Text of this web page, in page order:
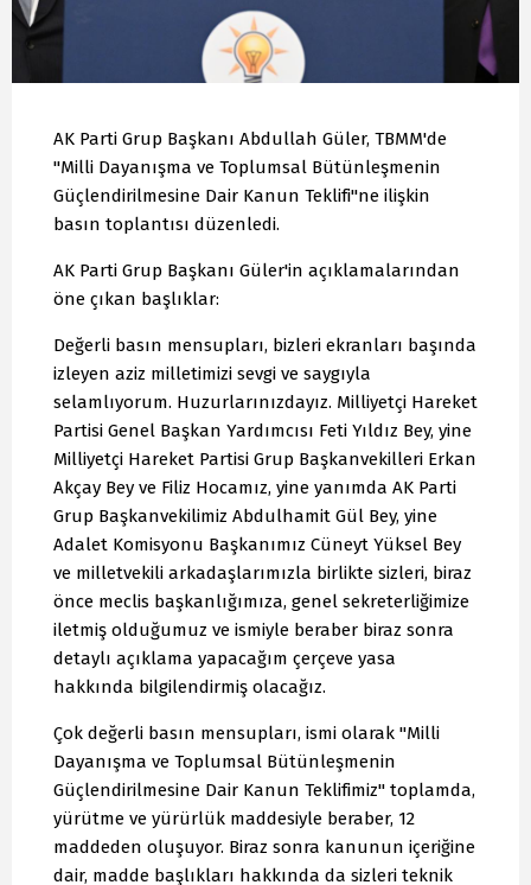
AK Parti Grup Başkanı Abdullah Güler, TBMM'de
"Milli Dayanışma ve Toplumsal Bütünleşmenin
Güçlendirilmesine Dair Kanun Teklifi"ne ilişkin
basın toplantısı düzenledi.
AK Parti Grup Başkanı Güler'in açıklamalarından
öne çıkan başlıklar:
Değerli basın mensupları, bizleri ekranları başında
izleyen aziz milletimizi sevgi ve saygıyla
selamlıyorum. Huzurlarınızdayız. Milliyetçi Hareket
Partisi Genel Başkan Yardımcısı Feti Yıldız Bey, yine
Milliyetçi Hareket Partisi Grup Başkanvekilleri Erkan
Akçay Bey ve Filiz Hocamız, yine yanımda AK Parti
Grup Başkanvekilimiz Abdulhamit Gül Bey, yine
Adalet Komisyonu Başkanımız Cüneyt Yüksel Bey
ve milletvekili arkadaşlarımızla birlikte sizleri, biraz
önce meclis başkanlığımıza, genel sekreterliğimize
iletmiş olduğumuz ve ismiyle beraber biraz sonra
detaylı açıklama yapacağım çerçeve yasa
hakkında bilgilendirmiş olacağız.
Çok değerli basın mensupları, ismi olarak "Milli
Dayanışma ve Toplumsal Bütünleşmenin
Güçlendirilmesine Dair Kanun Teklifimiz" toplamda,
yürütme ve yürürlük maddesiyle beraber, 12
maddeden oluşuyor. Biraz sonra kanunun içeriğine
dair, madde başlıkları hakkında da sizleri teknik